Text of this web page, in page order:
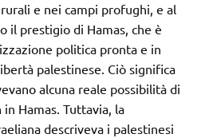
e nei campi profughi, e al
il prestigio di Hamas, che è
politica pronta e in
palestinese. Ciò significa
alcuna reale possibilità di
Hamas. Tuttavia, la
descriveva i palestinesi